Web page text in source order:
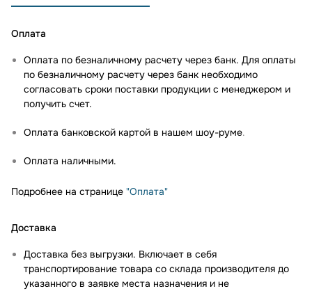
Оплата
Оплата по безналичному расчету через банк. Для оплаты
по безналичному расчету через банк необходимо
согласовать сроки поставки продукции с менеджером и
получить счет.
Оплата банковской картой в нашем шоу-руме.
Оплата наличными.
Подробнее на странице "Оплата"
Доставка
Доставка без выгрузки. Включает в себя
транспортирование товара со склада производителя до
указанного в заявке места назначения и не